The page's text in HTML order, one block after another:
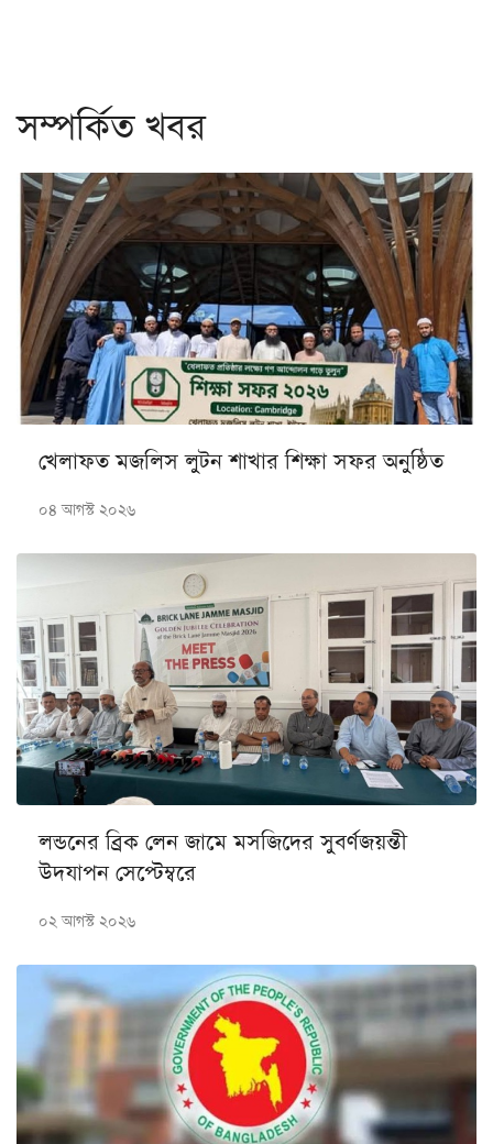
সম্পর্কিত খবর
খেলাফত মজলিস লুটন শাখার শিক্ষা সফর অনুষ্ঠিত
০৪ আগস্ট ২০২৬
লন্ডনের ব্রিক লেন জামে মসজিদের সুবর্ণজয়ন্তী
উদযাপন সেপ্টেম্বরে
০২ আগস্ট ২০২৬